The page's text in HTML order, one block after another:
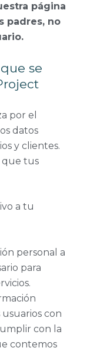
página
padres, no
se
por el
datos
y clientes.
que tus
a tu
personal a
para
con
con la
contemos